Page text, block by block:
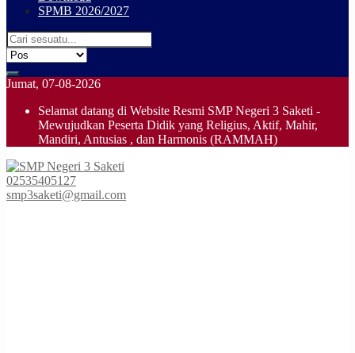
SPMB 2026/2027
Jumat, 07-08-2026
Selamat datang di Website Resmi SMP Negeri 3 Saketi -
Mewujudkan Peserta Didik yang Religius, Aktif, Mahir,
Mandiri, Antusias , dan Harmonis (RAMMAH)
smpn3saketi
02535405127
smp3saketi@gmail.com